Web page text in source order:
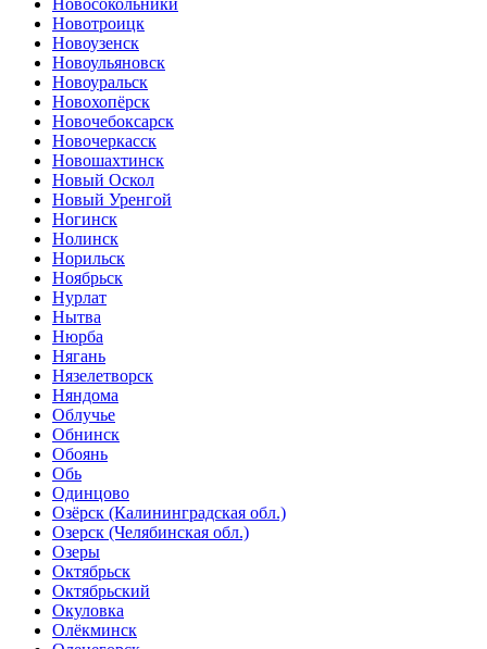
Новосокольники
Новотроицк
Новоузенск
Новоульяновск
Новоуральск
Новохопёрск
Новочебоксарск
Новочеркасск
Новошахтинск
Новый Оскол
Новый Уренгой
Ногинск
Нолинск
Норильск
Ноябрьск
Нурлат
Нытва
Нюрба
Нягань
Нязелетворск
Няндома
Облучье
Обнинск
Обоянь
Обь
Одинцово
Озёрск (Калининградская обл.)
Озерск (Челябинская обл.)
Озеры
Октябрьск
Октябрьский
Окуловка
Олёкминск